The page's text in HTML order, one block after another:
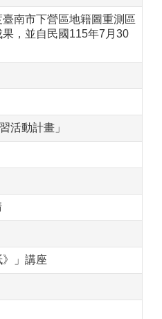
南市下營區地籍圖重測區
，並自民國115年7月30
活動計畫」
」講座